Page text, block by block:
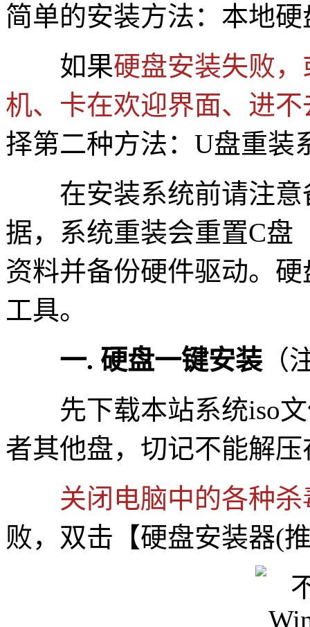
简单的安装方法：本地
如果硬盘安装失败
机、卡在欢迎界面、进
择第二种方法：U盘重装
在安装系统前请注意
据，系统重装会重置C盘
资料并备份硬件驱动。
工具。
一. 硬盘一键安装 （
先下载本站系统iso文
者其他盘，切记不能解
关闭电脑中的各种
败，双击【硬盘安装器(